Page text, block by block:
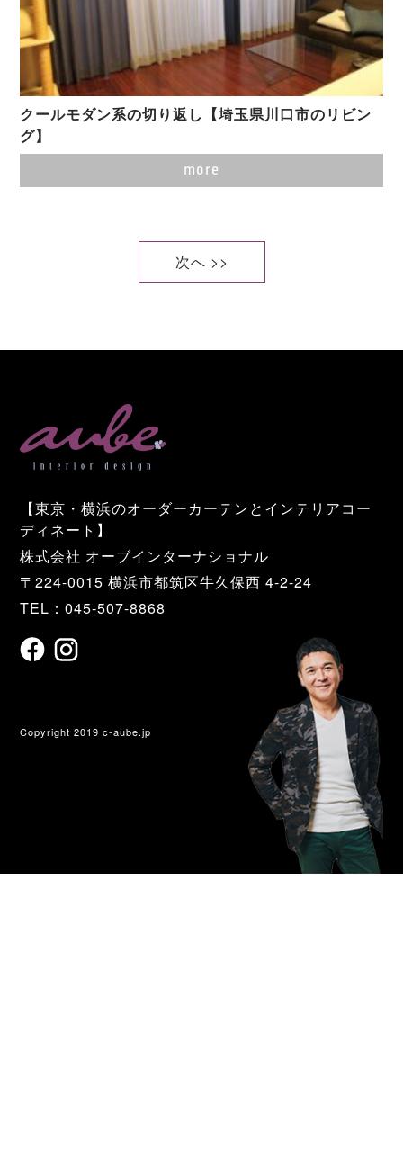
クールモダン系の切り返し【埼玉県川口市のリビン
グ】
more
次へ >>
【東京・横浜のオーダーカーテンとインテリアコー
ディネート】
株式会社 オーブインターナショナル
〒224-0015 横浜市都筑区牛久保西 4-2-24
TEL：045-507-8868
Copyright 2019 c-aube.jp